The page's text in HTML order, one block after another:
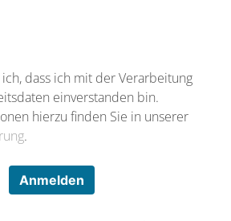
dass ich mit der Verarbeitung
einverstanden bin.
hierzu finden Sie in unserer
.
Anmelden